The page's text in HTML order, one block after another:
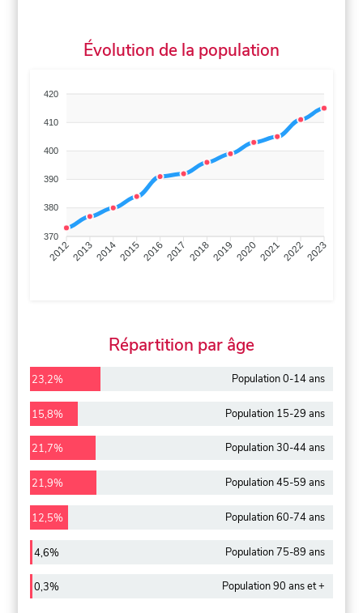
Évolution de la population
420
410
400
390
380
370
201220132014201520162017 20182019 2020202120222023
Répartition par âge
23,2% Population 0-14 ans
15,8% Population 15-29 ans
21,7% Population 30-44 ans
21,9% Population 45-59 ans
12,5% Population 60-74 ans
4,6% Population 75-89 ans
0,3% Population 90 ans et +